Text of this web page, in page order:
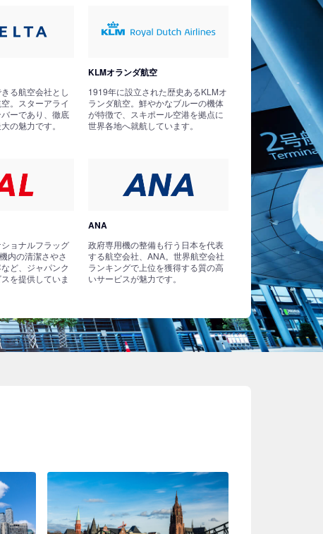
る航空会社とし
。スターアライ
ーであり、徹底
の魅力です。
KLMオランダ航空
1919年に設立された歴史あるKLMオ
ランダ航空。鮮やかなブルーの機体
が特徴で、スキポール空港を拠点に
世界各地へ就航しています。
ョナルフラッグ
内の清潔さやさ
ど、ジャパンク
を提供していま
ANA
政府専用機の整備も行う日本を代表
する航空会社、ANA。世界航空会社
ランキングで上位を獲得する質の高
いサービスが魅力です。